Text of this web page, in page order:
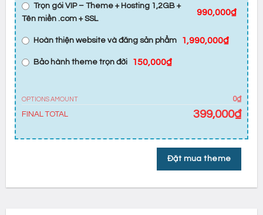
Trọn gói VIP – Theme + Hosting 1,2GB +
Tên miền .com + SSL
990,000₫
Hoàn thiện website và đăng sản phẩm 1,990,000₫
Bảo hành theme trọn đời 150,000₫
OPTIONS AMOUNT
0₫
FINAL TOTAL
399,000₫
Đặt mua theme